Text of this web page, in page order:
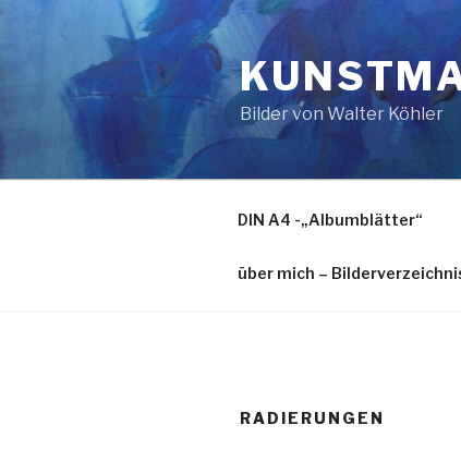
Bilder von Walter Köhler
DIN A4 -„Albumblätter“
über mich –
RADIERUNGEN